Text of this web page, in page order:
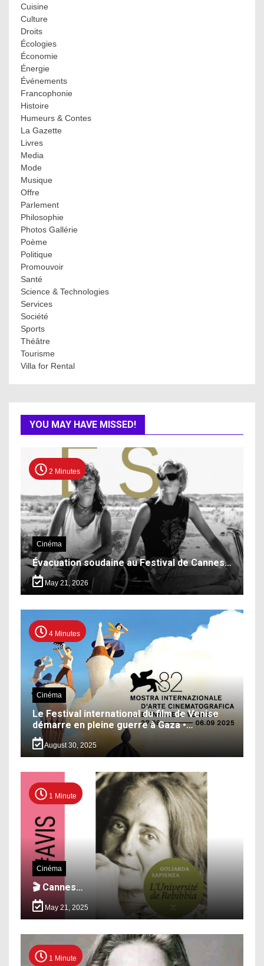
Cuisine
Culture
Droits
Écologies
Économie
Énergie
Événements
Francophonie
Histoire
Humeurs & Contes
La Gazette
Livres
Media
Mode
Musique
Offre
Parlement
Philosophie
Photos Gallérie
Poème
Politique
Promouvoir
Santé
Science & Technologies
Services
Société
Sports
Théâtre
Tourisme
Villa for Rental
YOU MAY HAVE MISSED!
2 Minutes
Cinéma
Évacuation soudaine au Festival de Cannes…
May 21, 2026
4 Minutes
Cinéma
Le Festival international du film de Venise
démarre en pleine guerre à Gaza •…
August 30, 2025
1 Minute
Cinéma
🎬 Cannes…
May 21, 2025
1 Minute